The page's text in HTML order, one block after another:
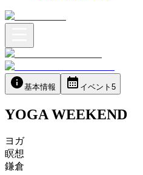
基本情報 イベント 5
YOGA WEEKEND
ヨガ
瞑想
鎌倉